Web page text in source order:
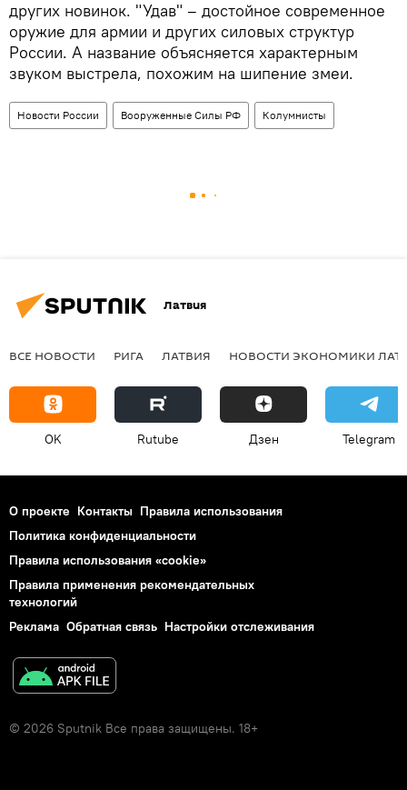
других новинок. "Удав" – достойное современное
оружие для армии и других силовых структур
России. А название объясняется характерным
звуком выстрела, похожим на шипение змеи.
Новости России Вооруженные Силы РФ Колумнисты
Латвия
ВСЕ НОВОСТИ РИГА ЛАТВИЯ НОВОСТИ ЭКОНОМИКИ
OK Rutube Дзен Telegram
О проекте Контакты Правила использования
Политика конфиденциальности
Правила использования «cookie»
Правила применения рекомендательных
технологий
Реклама Обратная связь Настройки отслеживания
© 2026 Sputnik Все права защищены. 18+